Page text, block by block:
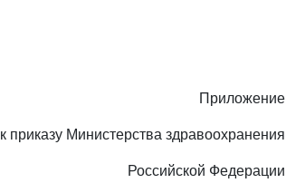
Приложение
к приказу Министерства здравоохранения
Российской Федерации